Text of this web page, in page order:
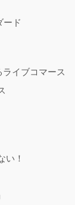
ード
イブコマース
い！